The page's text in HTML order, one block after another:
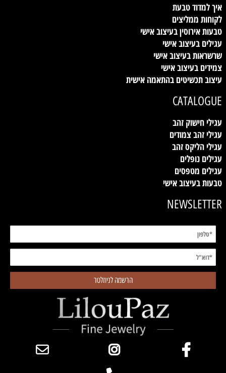
איך למדוד טבעת
לקוחות ממליצים
טבעות אירוסין בעיצוב אישי
עגילים בעיצוב אישי
שרשראות בעיצוב אישי
צמידים בעיצוב אישי
עיצוב תכשיטים בהתאמה אישית
CATALOGUE
עגילי חישוק זהב
עגילי זהב צמודים
עגילי הליקס זהב
עגילים נופלים
עגילים מטפסים
טבעות בעיצוב אישי
NEWSLETTER